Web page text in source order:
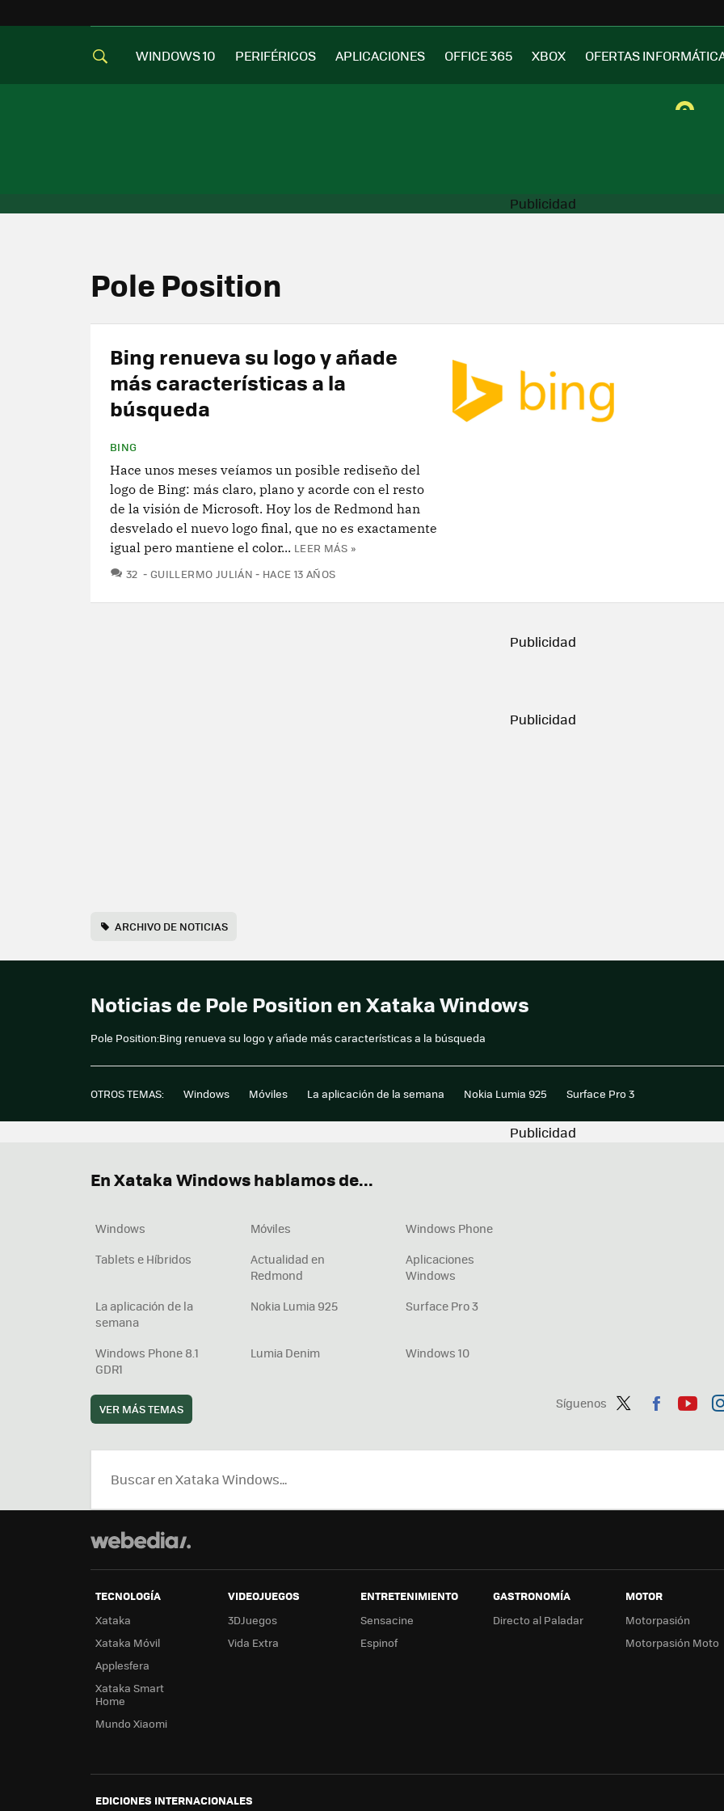
WINDOWS 10 PERIFÉRICOS APLICACIONES OFFICE 365 XBOX OFERTAS
Pole Position
Bing renueva su logo y añade
más características a la
búsqueda
BING
Hace unos meses veíamos un posible rediseño del
logo de Bing: más claro, plano y acorde con el resto
de la visión de Microsoft. Hoy los de Redmond han
desvelado el nuevo logo final, que no es exactamente
igual pero mantiene el color... LEER MÁS »
32 COMENTARIOS
GUILLERMO JULIÁN HACE 13 AÑOS
ARCHIVO DE NOTICIAS
Noticias de Pole Position en Xataka Windows
Pole Position:Bing renueva su logo y añade más características a la búsqueda
OTROS TEMAS: Windows Móviles La aplicación de la semana Nokia Lumia 925 Surface Pro 3
Síguenos
ter
ebo tub
En Xataka Windows hablamos de...
Windows Móviles
Windows Phone
Tablets e Híbridos
Actualidad en
Redmond
Aplicaciones
Windows
La aplicación de la
semana
Nokia Lumia 925 Surface Pro 3
Windows Phone 8.1
GDR1
Lumia Denim Windows 10
VER MÁS TEMAS
TECNOLOGÍA
Xataka
Xataka Móvil
Applesfera
Xataka Smart
Home
Mundo Xiaomi
VIDEOJUEGOS
3DJuegos
Vida Extra
ENTRETENIMIENTO
Sensacine
Espinof
GASTRONOMÍA
Directo al Paladar
MOTOR
Motorpasión
Motorpasión Moto
EDICIONES INTERNACIONALES